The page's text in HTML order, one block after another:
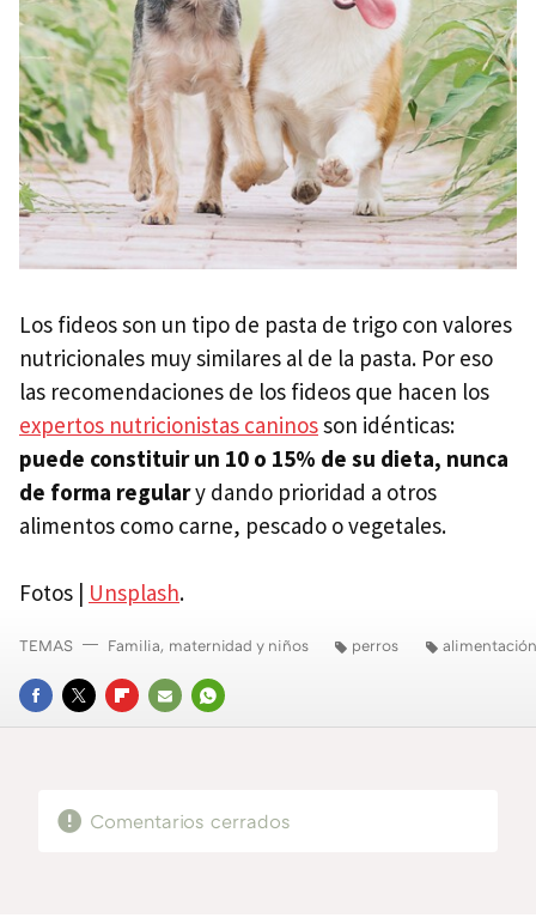
Los fideos son un tipo de pasta de trigo con valores
nutricionales muy similares al de la pasta. Por eso
las recomendaciones de los fideos que hacen los
expertos nutricionistas caninosson idénticas:
puede constituir un 10 o 15% de su dieta, nunca
de forma regulary dando prioridad a otros
alimentos como carne, pescado o vegetales.
Fotos | Unsplash.
FACEBOOK
TWITTERFLIPBOARD
E-
WHATSAPP
TEMAS Familia, maternidad y niños perros alimentación
Comentarios cerrados